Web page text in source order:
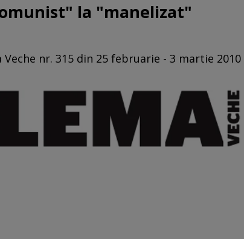
la "manelizat"
nr. 315 din 25 februarie - 3 martie 2010